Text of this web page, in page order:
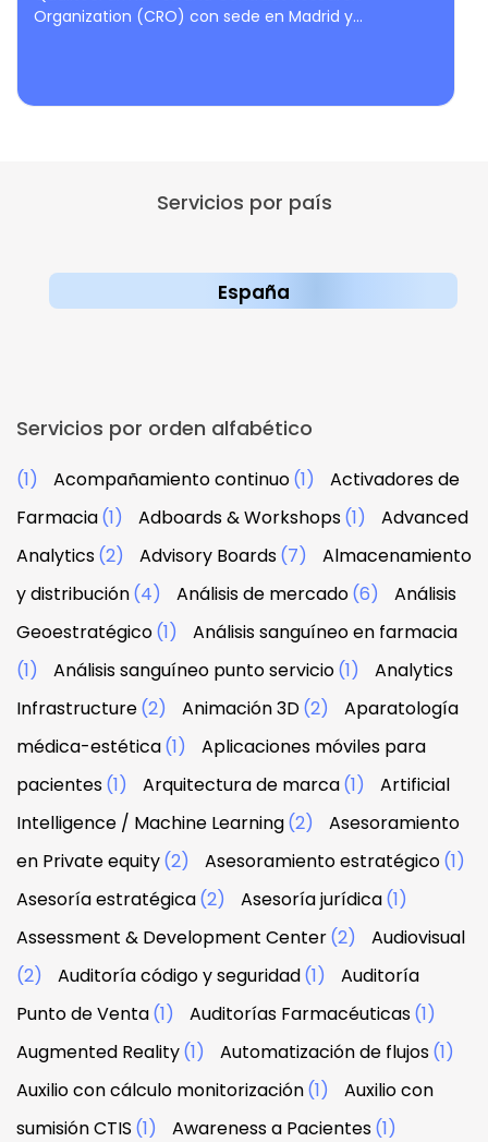
Organization (CRO) con sede en Madrid y...
Servicios por país
España
Servicios por orden alfabético
(1) Acompañamiento continuo(1)
Activadores de
Farmacia(1) Adboards & Workshops(1)
Advanced
Analytics(2) Advisory Boards(7)
Almacenamiento
y distribución(4) Análisis de mercado(6)
Análisis
Geoestratégico(1)
Análisis sanguíneo en farmacia
(1)
Análisis sanguíneo punto servicio(1)
Analytics
Infrastructure(2) Animación 3D(2)
Aparatología
médica-estética(1)
Aplicaciones móviles para
pacientes(1) Arquitectura de marca(1)
Artificial
Intelligence / Machine Learning(2)
Asesoramiento
en Private equity(2) Asesoramiento estratégico(1)
Asesoría estratégica(2) Asesoría jurídica(1)
Assessment & Development Center(2)
Audiovisual
(2)
Auditoría código y seguridad(1)
Auditoría
Punto de Venta(1) Auditorías Farmacéuticas(1)
Augmented Reality(1) Automatización de flujos(1)
Auxilio con cálculo monitorización(1)
Auxilio con
sumisión CTIS (1) Awareness a Pacientes(1)